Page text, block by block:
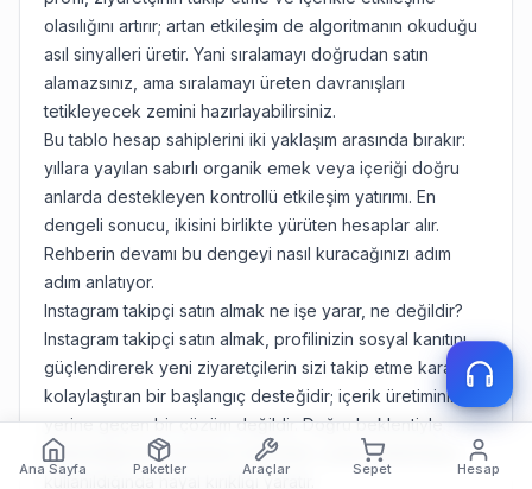
Ana Sayfa Paketler Araçlar Sepet Hesap
olasılığını artırır; artan etkileşim de algoritmanın okuduğu
asıl sinyalleri üretir. Yani sıralamayı doğrudan satın
alamazsınız, ama sıralamayı üreten davranışları
tetikleyecek zemini hazırlayabilirsiniz.
Bu tablo hesap sahiplerini iki yaklaşım arasında bırakır:
yıllara yayılan sabırlı organik emek veya içeriği doğru
anlarda destekleyen kontrollü etkileşim yatırımı. En
dengeli sonucu, ikisini birlikte yürüten hesaplar alır.
Rehberin devamı bu dengeyi nasıl kuracağınızı adım
adım anlatıyor.
Instagram takipçi satın almak ne işe yarar, ne değildir?
Instagram takipçi satın almak, profilinizin sosyal kanıtını
güçlendirerek yeni ziyaretçilerin sizi takip etme kararını
kolaylaştıran bir başlangıç desteğidir; içerik üretiminin
yerine geçen bir çözüm değildir. Doğru beklentiyle
kullanıldığında büyümeyi hızlandırır, yanlış beklentiyle
kullanıldığında hayal kırıklığı yaratır.